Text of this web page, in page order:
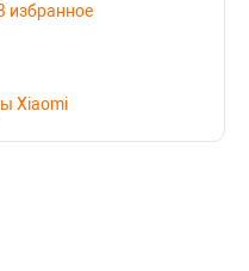
избранное
Xiaomi